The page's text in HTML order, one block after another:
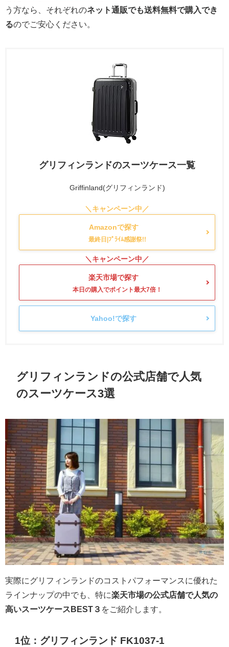
う方なら、それぞれのネット通販でも送料無料で購入でき
るのでご安心ください。
グリフィンランドのスーツケース一覧
Griffinland(グリフィンランド)
Amazonで探す
楽天市場で探す
Yahoo!で探す
グリフィンランドの公式店舗で人気
のスーツケース3選
実際にグリフィンランドのコストパフォーマンスに優れた
ラインナップの中でも、特に楽天市場の公式店舗で人気の
高いスーツケースBEST３ をご紹介します。
1位：グリフィンランド FK1037-1